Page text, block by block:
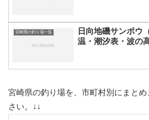
宮崎県の釣り場一覧
日向地磯サンポウ
温・潮汐表・波の
宮崎県の釣り場を、市町村別にまと
さい。↓↓